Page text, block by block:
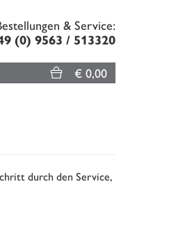
& Service:
(0) 9563 / 513320
€ 0,00
durch den Service,